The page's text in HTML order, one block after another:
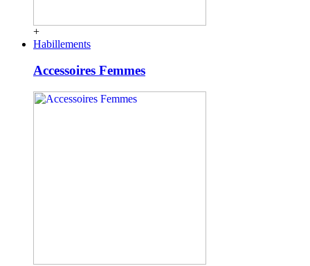
+
Habillements
Accessoires Femmes